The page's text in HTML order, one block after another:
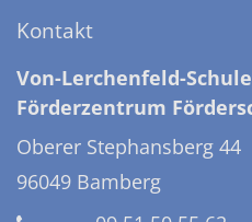
Kontakt
Von-Lerchenfeld-
Förderzentrum
Oberer Stephansberg 44
96049 Bamberg